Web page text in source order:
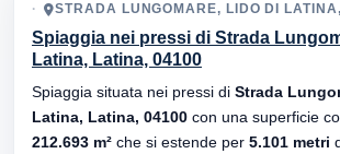
STRADA LUNGOMARE, LIDO DI
Spiaggia nei pressi di Strada
Latina, Latina, 04100
Spiaggia situata nei pressi di Strada
Latina, Latina, 04100 con una superficie
212.693 m² che si estende per 5.101 metri